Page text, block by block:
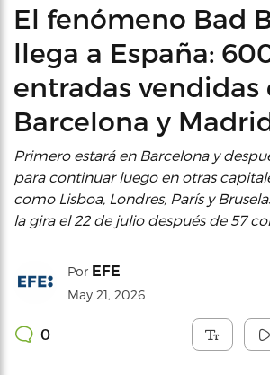
El fenómeno Bad
llega a España:
entradas vendidas
Barcelona y
Primero estará en Barcelona y
para continuar luego en otras
como Lisboa, Londres, París y
la gira el 22 de julio después de 57
Por EFE
May 21, 2026
0